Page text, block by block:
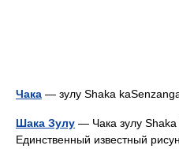
Чака — зулу Shaka
Шака Зулу — Чака зулу
Единственный известный